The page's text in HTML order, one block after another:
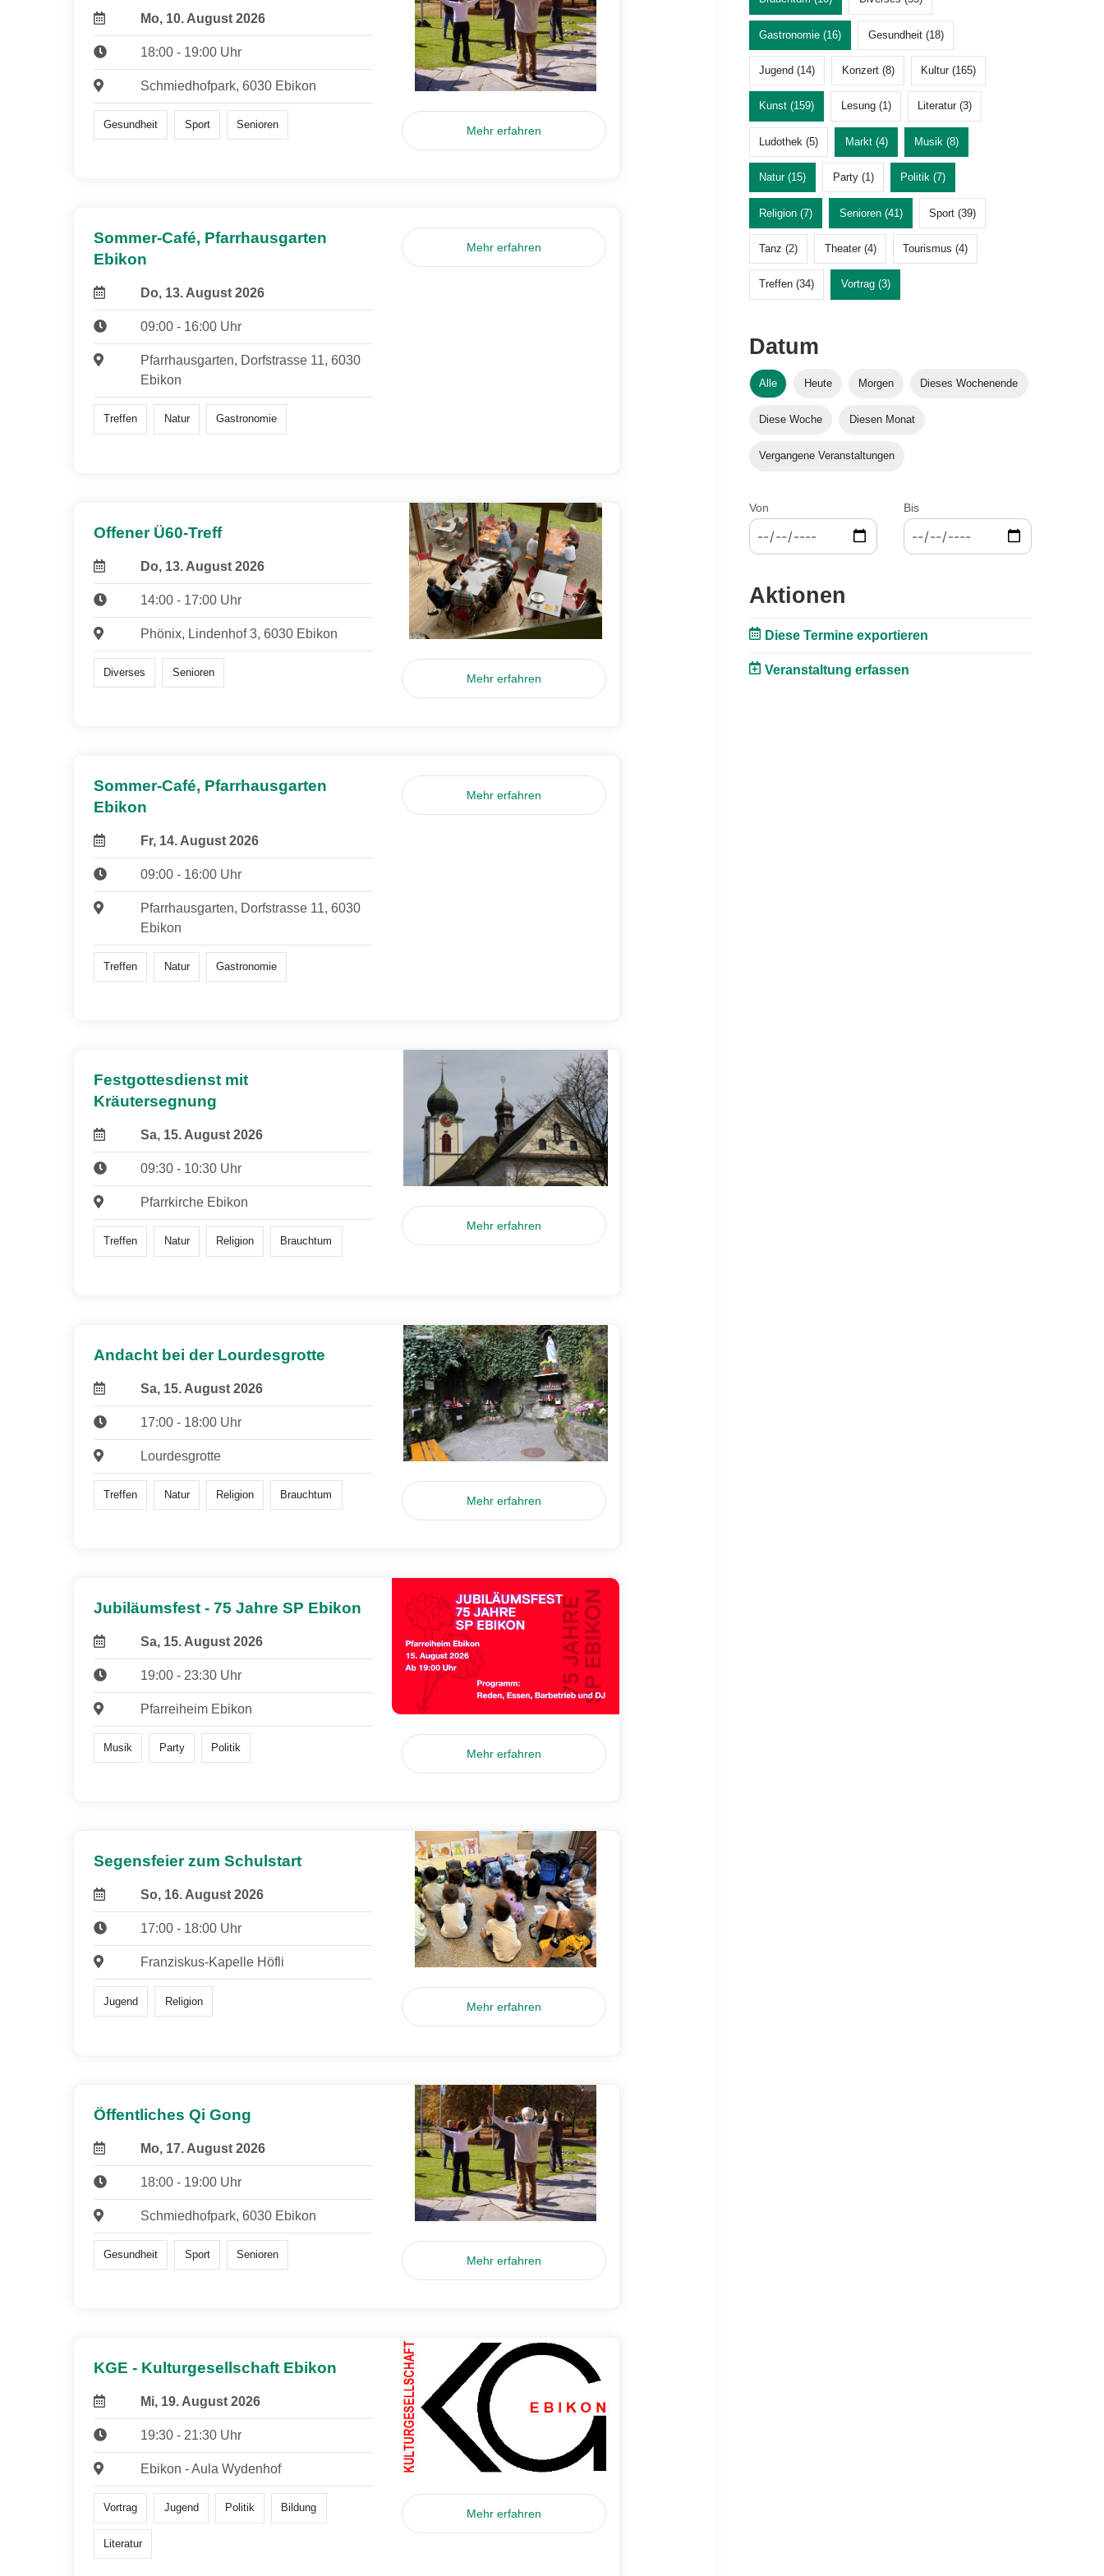
Mo, 10. August 2026
18:00 - 19:00 Uhr
Schmiedhofpark, 6030 Ebikon
Gesundheit Sport Senioren Mehr erfahren
Sommer-Café, Pfarrhausgarten
Ebikon
Do, 13. August 2026
09:00 - 16:00 Uhr
Pfarrhausgarten, Dorfstrasse 11, 6030
Ebikon
Treffen Natur Gastronomie
Mehr erfahren
Offener Ü60-Treff
Do, 13. August 2026
14:00 - 17:00 Uhr
Phönix, Lindenhof 3, 6030 Ebikon
Diverses Senioren Mehr erfahren
Sommer-Café, Pfarrhausgarten
Ebikon
Fr, 14. August 2026
09:00 - 16:00 Uhr
Pfarrhausgarten, Dorfstrasse 11, 6030
Ebikon
Treffen Natur Gastronomie
Mehr erfahren
Festgottesdienst mit
Kräutersegnung
Sa, 15. August 2026
09:30 - 10:30 Uhr
Pfarrkirche Ebikon
Treffen Natur Religion Brauchtum
Mehr erfahren
Andacht bei der Lourdesgrotte
Sa, 15. August 2026
17:00 - 18:00 Uhr
Lourdesgrotte
Treffen Natur Religion Brauchtum Mehr erfahren
Jubiläumsfest - 75 Jahre SP Ebikon
Sa, 15. August 2026
19:00 - 23:30 Uhr
Pfarreiheim Ebikon
Musik Party Politik Mehr erfahren
Segensfeier zum Schulstart
So, 16. August 2026
17:00 - 18:00 Uhr
Franziskus-Kapelle Höfli
Jugend Religion Mehr erfahren
Öffentliches Qi Gong
Mo, 17. August 2026
18:00 - 19:00 Uhr
Schmiedhofpark, 6030 Ebikon
Gesundheit Sport Senioren Mehr erfahren
KGE - Kulturgesellschaft Ebikon
Mi, 19. August 2026
19:30 - 21:30 Uhr
Ebikon - Aula Wydenhof
Vortrag Jugend Politik Bildung
Literatur
Mehr erfahren
Gastronomie (16) Gesundheit (18)
Jugend (14) Konzert (8) Kultur (165)
Kunst (159) Lesung (1) Literatur (3)
Ludothek (5) Markt (4) Musik (8)
Natur (15) Party (1) Politik (7)
Religion (7) Senioren (41) Sport (39)
Tanz (2) Theater (4) Tourismus (4)
Treffen (34) Vortrag (3)
Datum
Alle Heute Morgen Dieses Wochenende
Diese Woche Diesen Monat
Vergangene Veranstaltungen
Von Bis
Aktionen
Diese Termine exportieren
Veranstaltung erfassen